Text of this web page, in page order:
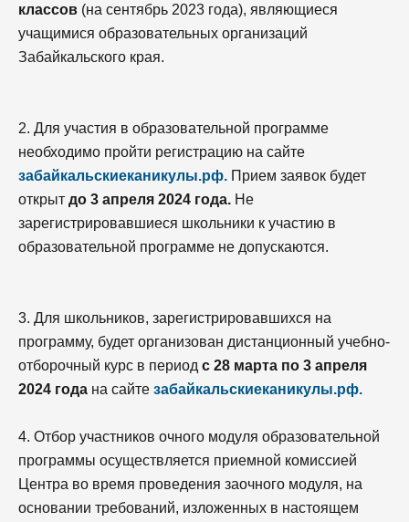
классов (на сентябрь 2023 года), являющиеся
учащимися образовательных организаций
Забайкальского края.
2. Для участия в образовательной программе
необходимо пройти регистрацию на сайте
забайкальскиеканикулы.рф. Прием заявок будет
открыт до 3 апреля 2024 года. Не
зарегистрировавшиеся школьники к участию в
образовательной программе не допускаются.
3. Для школьников, зарегистрировавшихся на
программу, будет организован дистанционный учебно-
отборочный курс в период с 28 марта по 3 апреля
2024 года на сайте забайкальскиеканикулы.рф.
4. Отбор участников очного модуля образовательной
программы осуществляется приемной комиссией
Центра во время проведения заочного модуля, на
основании требований, изложенных в настоящем